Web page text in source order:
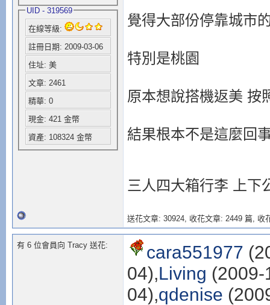
UID - 319569
在線等級:
註冊日期: 2009-03-06
住址: 美
文章: 2461
精華: 0
現金: 421 金幣
資產: 108324 金幣
覺得大部份停靠城市
特別是桃園
原本想說搭機返美 按
結果根本不是這麼回
三人四大箱行李 上
送花文章: 30924, 收花文章: 2449 篇, 收
有 6 位會員向 Tracy 送花: cara551977
04),Living (2009-
04),qdenise